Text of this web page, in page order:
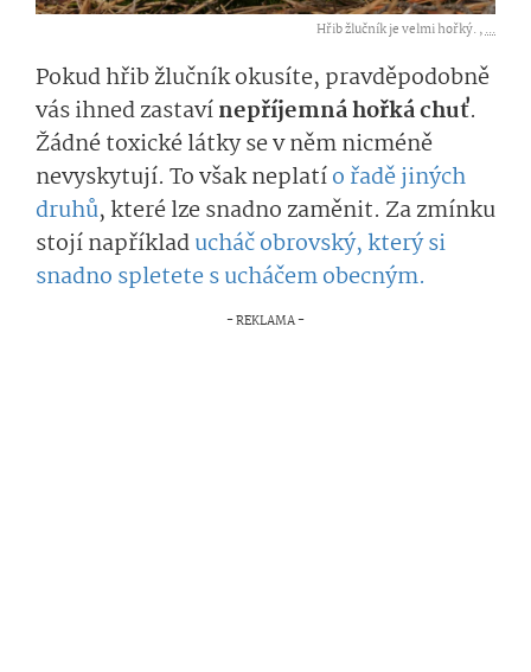
Hřib žlučník je velmi hořký. ,...
Pokud hřib žlučník okusíte, pravděpodobně
vás ihned zastavínepříjemná hořká chuť.
Žádné toxické látky se v něm nicméně
nevyskytují. To však neplatío řadě jiných
druhů, které lze snadno zaměnit. Za zmínku
stojí napříkladucháč obrovský, který si
snadno spletete s ucháčem obecným.